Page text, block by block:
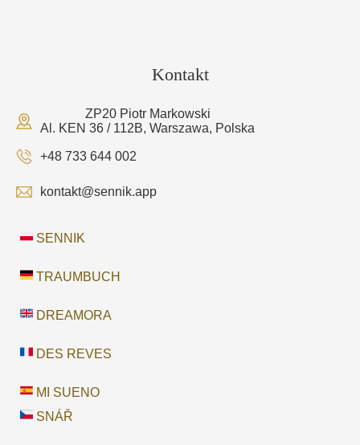
Kontakt
ZP20 Piotr Markowski
Al. KEN 36 / 112B, Warszawa, Polska
+48 733 644 002
kontakt@sennik.app
SENNIK
TRAUMBUCH
DREAMORA
DES REVES
MI SUENO
SNÁŘ